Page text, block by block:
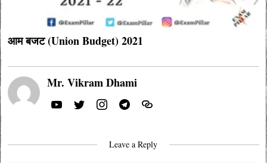
आम बजट (Union Budget) 2021
Mr. Vikram Dhami
Leave a Reply